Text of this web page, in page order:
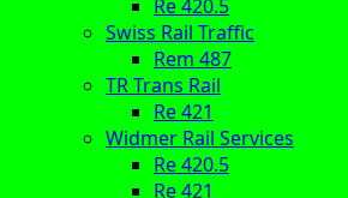
Re 420.5
Swiss Rail Traffic
Rem 487
TR Trans Rail
Re 421
Widmer Rail Services
Re 420.5
Re 421